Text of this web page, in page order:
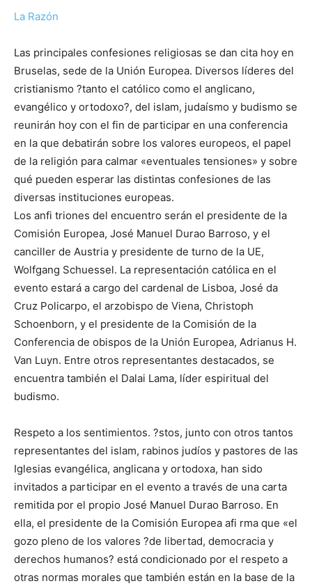
La Razón
Las principales confesiones religiosas se dan cita hoy en
Bruselas, sede de la Unión Europea. Diversos líderes del
cristianismo ?tanto el católico como el anglicano,
evangélico y ortodoxo?, del islam, judaísmo y budismo se
reunirán hoy con el fin de participar en una conferencia
en la que debatirán sobre los valores europeos, el papel
de la religión para calmar «eventuales tensiones» y sobre
qué pueden esperar las distintas confesiones de las
diversas instituciones europeas.
Los anfi triones del encuentro serán el presidente de la
Comisión Europea, José Manuel Durao Barroso, y el
canciller de Austria y presidente de turno de la UE,
Wolfgang Schuessel. La representación católica en el
evento estará a cargo del cardenal de Lisboa, José da
Cruz Policarpo, el arzobispo de Viena, Christoph
Schoenborn, y el presidente de la Comisión de la
Conferencia de obispos de la Unión Europea, Adrianus H.
Van Luyn. Entre otros representantes destacados, se
encuentra también el Dalai Lama, líder espiritual del
budismo.
Respeto a los sentimientos. ?stos, junto con otros tantos
representantes del islam, rabinos judíos y pastores de las
Iglesias evangélica, anglicana y ortodoxa, han sido
invitados a participar en el evento a través de una carta
remitida por el propio José Manuel Durao Barroso. En
ella, el presidente de la Comisión Europea afi rma que «el
gozo pleno de los valores ?de libertad, democracia y
derechos humanos? está condicionado por el respeto a
otras normas morales que también están en la base de la